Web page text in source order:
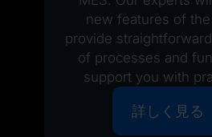
new features of
provide
of processes and
support you with
詳しく見る